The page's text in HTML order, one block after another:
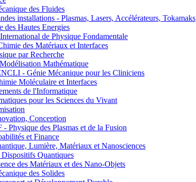
des Fluides
installations - Plasmas, Lasers, Accélérateurs, Tokamaks
Hautes Energies
de Physique Fondamentale
des Matériaux et Interfaces
par Recherche
Mathématique
- Génie Mécanique pour les Cliniciens
Moléculaire et Interfaces
de l'Informatique
pour les Sciences du Vivant
Conception
des Plasmas et de la Fusion
et Finance
Lumière, Matériaux et Nanosciences
Quantiques
des Matériaux et des Nano-Objets
des Solides